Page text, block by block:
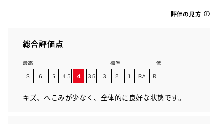
評価の見方
総合評価点
キズ、へこみが少なく、全体的に良好な状態です。